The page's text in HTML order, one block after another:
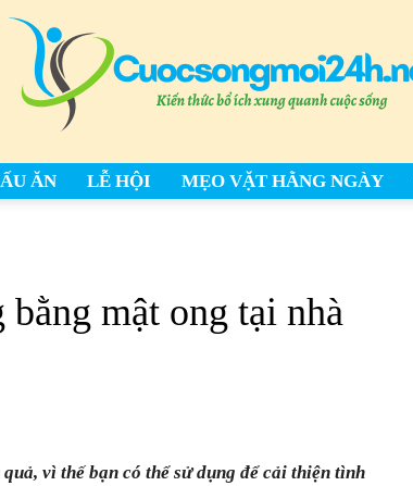
ĂN LỄ HỘI MẸO VẶT HẰNG NGÀY
mật ong tại nhà
vì thế bạn có thể sử dụng để cải thiện tình